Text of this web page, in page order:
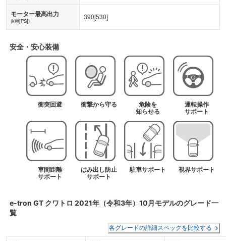
モーター最高出力
(kW[PS]) 390[530]
安全・安心装備
衝突回避 衝撃から守る 危険を
知らせる
運転操作
サポート
車間距離
サポート
はみ出し防止
サポート
駐車サポート 視界サポート
e-tron GT クワトロ 2021年（令和3年）10月モデルのグレード一
覧
各グレードの詳細スペックを比較する